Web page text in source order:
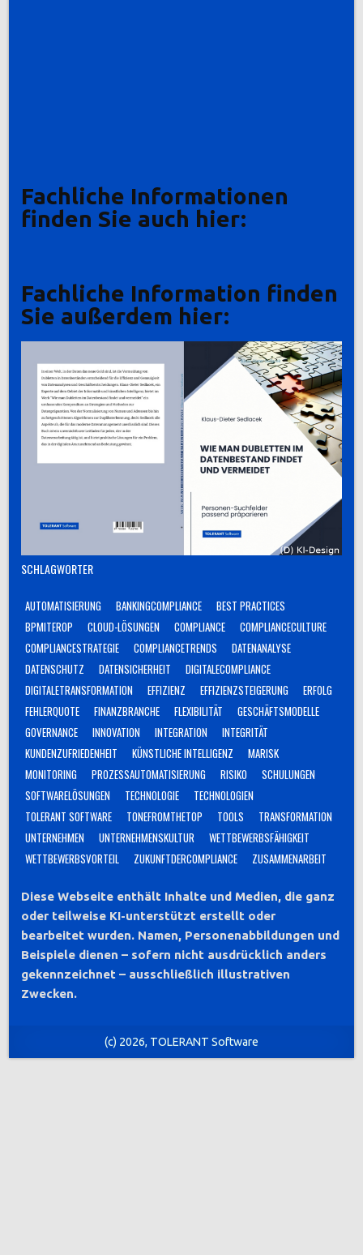
Fachliche Informationen
finden Sie auch hier:
Fachliche Information finden
Sie außerdem hier:
SCHLAGWÖRTER
AUTOMATISIERUNG BANKINGCOMPLIANCE
BEST PRACTICES
BPMITEROP
CLOUD-LÖSUNGEN COMPLIANCE
COMPLIANCECULTURE
COMPLIANCESTRATEGIE
COMPLIANCETRENDS
DATENANALYSE
DATENSCHUTZ
DATENSICHERHEIT
DIGITALECOMPLIANCE
DIGITALETRANSFORMATION
EFFIZIENZ EFFIZIENZSTEIGERUNG
ERFOLG
FEHLERQUOTE
FINANZBRANCHE FLEXIBILITÄT
GESCHÄFTSMODELLE
GOVERNANCE
INNOVATION INTEGRATION
INTEGRITÄT
KUNDENZUFRIEDENHEIT
KÜNSTLICHE INTELLIGENZ
MARISK
MONITORING
PROZESSAUTOMATISIERUNG RISIKO
SCHULUNGEN
SOFTWARELÖSUNGEN
TECHNOLOGIE
TECHNOLOGIEN
TOLERANT SOFTWARE
TONEFROMTHETOP TOOLS
TRANSFORMATION
UNTERNEHMEN
UNTERNEHMENSKULTUR
WETTBEWERBSFÄHIGKEIT
WETTBEWERBSVORTEIL
ZUKUNFTDERCOMPLIANCE ZUSAMMENARBEIT
Diese Webseite enthält Inhalte und Medien, die ganz
oder teilweise KI-unterstützt erstellt oder
bearbeitet wurden. Namen, Personenabbildungen und
Beispiele dienen – sofern nicht ausdrücklich anders
gekennzeichnet – ausschließlich illustrativen
Zwecken.
(c) 2026, TOLERANT Software